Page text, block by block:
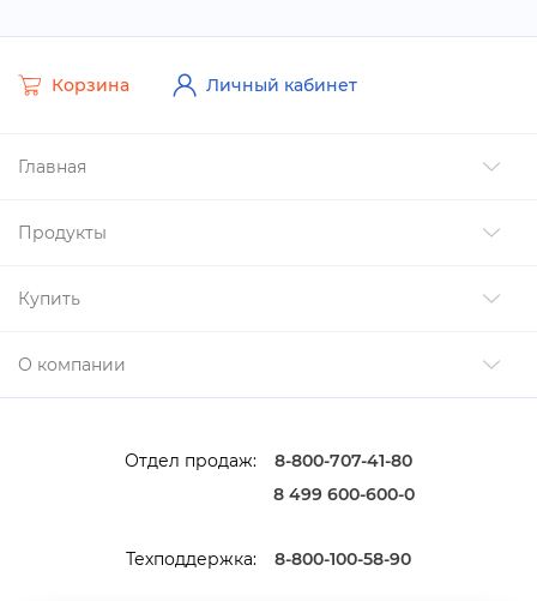
Главная
Продукты
Купить
О компании
Корзина Личный кабинет
Отдел продаж:
8-800-707-41-80
8 499 600-600-0
Техподдержка: 8-800-100-58-90